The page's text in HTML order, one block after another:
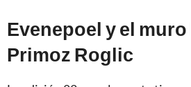
Evenepoel y el
Primoz Roglic